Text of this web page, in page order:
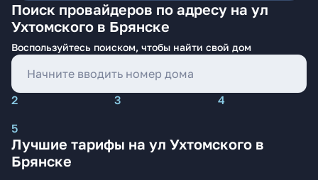
Поиск провайдеров по адресу на ул
Ухтомского в Брянске
Воспользуйтесь поиском, чтобы найти свой дом
2 3
4
5
Лучшие тарифы на ул Ухтомского в
Брянске